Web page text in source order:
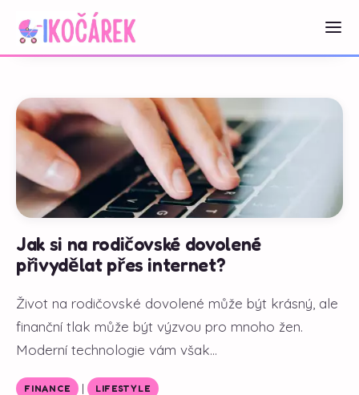
Jak si na rodičovské dovolené
přivydělat přes internet?
Život na rodičovské dovolené může být krásný, ale
finanční tlak může být výzvou pro mnoho žen.
Moderní technologie vám však...
FINANCE | LIFESTYLE